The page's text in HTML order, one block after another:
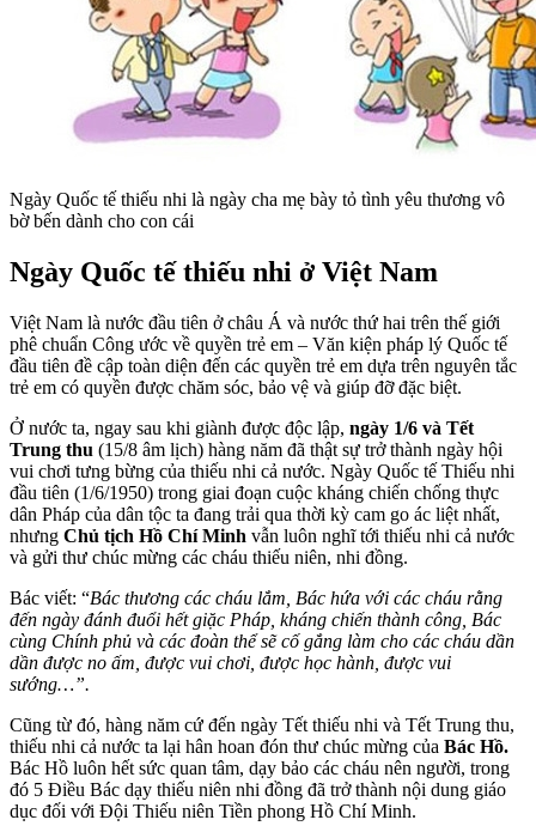
Ngày Quốc tế thiếu nhi là ngày cha mẹ bày tỏ tình yêu thương vô
bờ bến dành cho con cái
Ngày Quốc tế thiếu nhi ở Việt Nam
Việt Nam là nước đầu tiên ở châu Á và nước thứ hai trên thế giới
phê chuẩn Công ước về quyền trẻ em – Văn kiện pháp lý Quốc tế
đầu tiên đề cập toàn diện đến các quyền trẻ em dựa trên nguyên tắc
trẻ em có quyền được chăm sóc, bảo vệ và giúp đỡ đặc biệt.
Ở nước ta, ngay sau khi giành được độc lập, ngày 1/6 và Tết
Trung thu (15/8 âm lịch) hàng năm đã thật sự trở thành ngày hội
vui chơi tưng bừng của thiếu nhi cả nước. Ngày Quốc tế Thiếu nhi
đầu tiên (1/6/1950) trong giai đoạn cuộc kháng chiến chống thực
dân Pháp của dân tộc ta đang trải qua thời kỳ cam go ác liệt nhất,
nhưng Chủ tịch Hồ Chí Minh vẫn luôn nghĩ tới thiếu nhi cả nước
và gửi thư chúc mừng các cháu thiếu niên, nhi đồng.
Bác viết: “Bác thương các cháu lắm, Bác hứa với các cháu rằng
đến ngày đánh đuổi hết giặc Pháp, kháng chiến thành công, Bác
cùng Chính phủ và các đoàn thể sẽ cố gắng làm cho các cháu dần
dần được no ấm, được vui chơi, được học hành, được vui
sướng…”.
Cũng từ đó, hàng năm cứ đến ngày Tết thiếu nhi và Tết Trung thu,
thiếu nhi cả nước ta lại hân hoan đón thư chúc mừng của Bác Hồ.
Bác Hồ luôn hết sức quan tâm, dạy bảo các cháu nên người, trong
đó 5 Điều Bác dạy thiếu niên nhi đồng đã trở thành nội dung giáo
dục đối với Đội Thiếu niên Tiền phong Hồ Chí Minh.